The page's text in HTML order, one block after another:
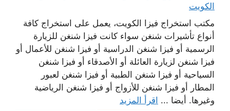
الكويت
مكتب استخراج فيزا الكويت، يعمل على استخراج كافة
أنواع تأشيرات شنغن سواء كانت فيزا شنغن للزيارة
الرسمية أو فيزا شنغن الدراسية أو فيزا شنغن للأعمال أو
فيزا شنغن لزيارة العائلة أو الأصدقاء أو فيزا شنغن
السياحية أو فيزا شنغن الطبية أو فيزا شنغن لعبور
المطار أو فيزا شنغن للأزواج أو فيزا شنغن الرياضية
وغيرها. أيضا ... اقرأ المزيد